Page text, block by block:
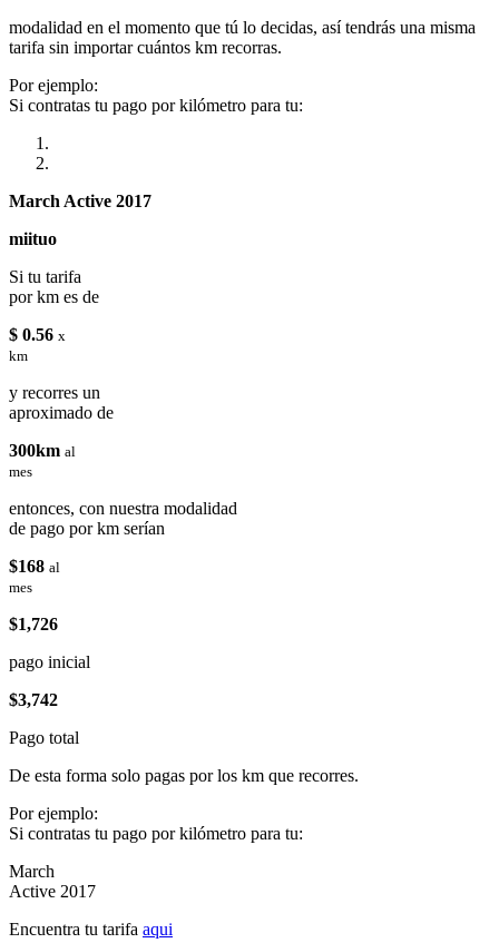
modalidad en el momento que tú lo decidas, así tendrás una misma
tarifa sin importar cuántos km recorras.
Por ejemplo:
Si contratas tu pago por kilómetro para tu:
March Active 2017
miituo
Si tu tarifa
por km es de
$ 0.56 x
km
y recorres un
aproximado de
300km al
mes
entonces, con nuestra modalidad
de pago por km serían
$168 al
mes
$1,726
pago inicial
$3,742
Pago total
De esta forma solo pagas por los km que recorres.
Por ejemplo:
Si contratas tu pago por kilómetro para tu:
March
Active 2017
Encuentra tu tarifa aqui